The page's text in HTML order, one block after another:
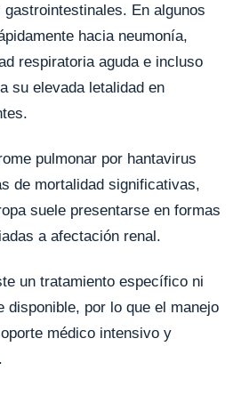
En algunos
hacia neumonía,
respiratoria aguda e incluso
su elevada letalidad en
pulmonar por hantavirus
de mortalidad significativas,
suele presentarse en formas
a afectación renal.
un tratamiento específico ni
disponible, por lo que el manejo
médico intensivo y